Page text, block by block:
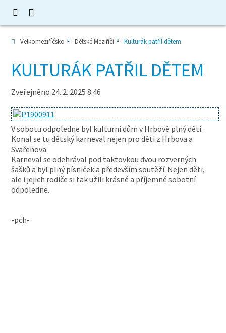
Velkomeziříčsko Dětské Meziříčí Kulturák patřil dětem
KULTURÁK PATŘIL DĚTEM
Zveřejněno 24. 2. 2025 8:46
V sobotu odpoledne byl kulturní dům v Hrbově plný dětí.
Konal se tu dětský karneval nejen pro děti z Hrbova a
Svařenova.
Karneval se odehrával pod taktovkou dvou rozverných
šašků a byl plný písniček a především soutěží. Nejen děti,
ale i jejich rodiče si tak užili krásné a příjemné sobotní
odpoledne.
-pch-